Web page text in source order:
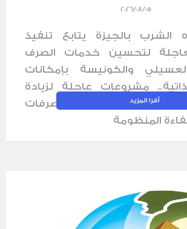
2026/08/05
الشرب بالجيزة يتابع تنفيذ
لتحسين خدمات الصرف
والكونيسة بإمكانات
مشروعات عاجلة لزيادة
لمواجهة زيادة التصرفات
المنظومة